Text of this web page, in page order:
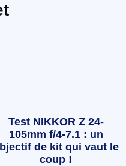
Test NIKKOR Z 24-
105mm f/4-7.1 : un
de kit qui vaut le
coup !